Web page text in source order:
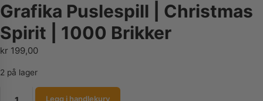
Grafika Puslespill | Christmas
Spirit | 1000 Brikker
kr 199,00
2 på lager
Legg i handlekurv